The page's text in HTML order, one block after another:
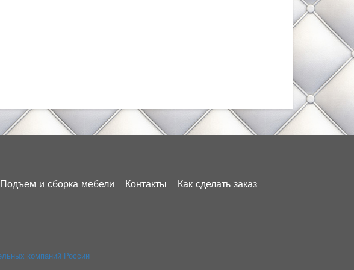
Подъем и сборка мебели Контакты
Как сделать заказ